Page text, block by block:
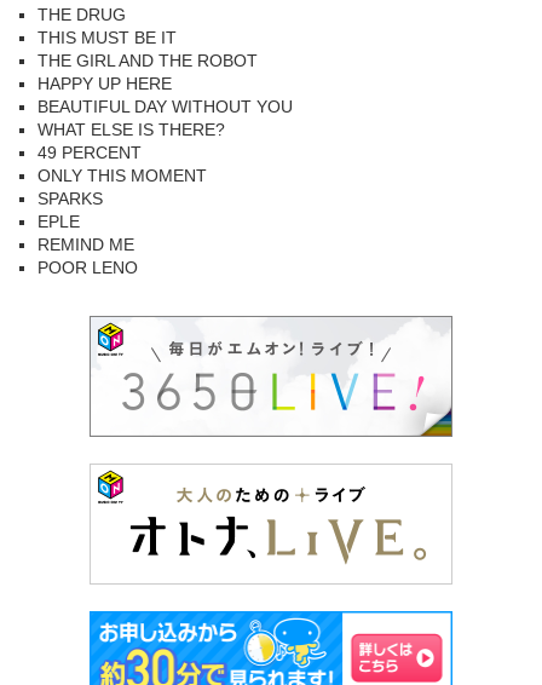
THE DRUG
THIS MUST BE IT
THE GIRL AND THE ROBOT
HAPPY UP HERE
BEAUTIFUL DAY WITHOUT YOU
WHAT ELSE IS THERE?
49 PERCENT
ONLY THIS MOMENT
SPARKS
EPLE
REMIND ME
POOR LENO